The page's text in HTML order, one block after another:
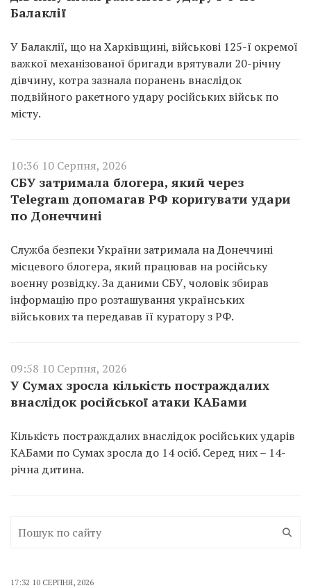
Балаклії
У Балаклії, що на Харківщині, військові 125-ї окремої
важкої механізованої бригади врятували 20-річну
дівчину, котра зазнала поранень внаслідок
подвійного ракетного удару російських військ по
місту.
10:36 10 Серпня, 2026
СБУ затримала блогера, який через
Telegram допомагав РФ коригувати удари
по Донеччині
Служба безпеки України затримала на Донеччині
місцевого блогера, який працював на російську
воєнну розвідку. За даними СБУ, чоловік збирав
інформацію про розташування українських
військових та передавав її куратору з РФ.
09:58 10 Серпня, 2026
У Сумах зросла кількість постраждалих
внаслідок російської атаки КАБами
Кількість постраждалих внаслідок російських ударів
КАБами по Сумах зросла до 14 осіб. Серед них – 14-
річна дитина.
17:32 10 СЕРПНЯ, 2026